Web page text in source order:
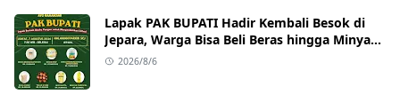
Lapak PAK BUPATI Hadir Kembali Besok di
Jepara, Warga Bisa Beli Beras hingga Minyak
Goreng dengan Harga Terjangkau
2026/8/6